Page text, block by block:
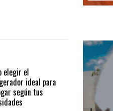
elegir el
ideal para
según tus
ACTUALIDAD